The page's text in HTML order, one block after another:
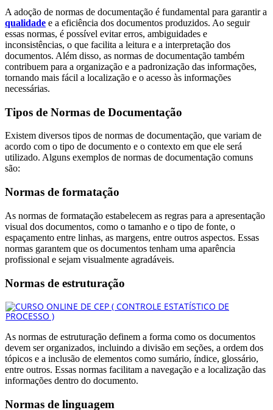
A adoção de normas de documentação é fundamental para garantir a
qualidade e a eficiência dos documentos produzidos. Ao seguir
essas normas, é possível evitar erros, ambiguidades e
inconsistências, o que facilita a leitura e a interpretação dos
documentos. Além disso, as normas de documentação também
contribuem para a organização e a padronização das informações,
tornando mais fácil a localização e o acesso às informações
necessárias.
Tipos de Normas de Documentação
Existem diversos tipos de normas de documentação, que variam de
acordo com o tipo de documento e o contexto em que ele será
utilizado. Alguns exemplos de normas de documentação comuns
são:
Normas de formatação
As normas de formatação estabelecem as regras para a apresentação
visual dos documentos, como o tamanho e o tipo de fonte, o
espaçamento entre linhas, as margens, entre outros aspectos. Essas
normas garantem que os documentos tenham uma aparência
profissional e sejam visualmente agradáveis.
Normas de estruturação
As normas de estruturação definem a forma como os documentos
devem ser organizados, incluindo a divisão em seções, a ordem dos
tópicos e a inclusão de elementos como sumário, índice, glossário,
entre outros. Essas normas facilitam a navegação e a localização das
informações dentro do documento.
Normas de linguagem